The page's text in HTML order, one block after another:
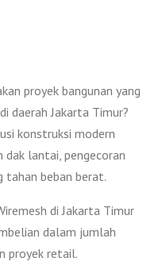
proyek bangunan yang
daerah Jakarta Timur?
konstruksi modern
lantai, pengecoran
tahan beban berat.
di Jakarta Timur
dalam jumlah
proyek retail.